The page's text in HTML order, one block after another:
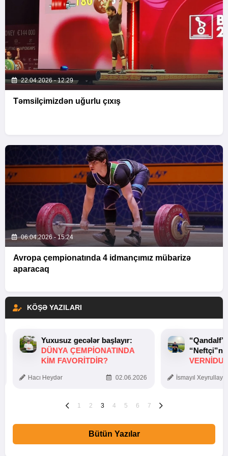
22.04.2026 - 12:29
Təmsilçimizdən uğurlu çıxış
06.04.2026 - 15:24
Avropa çempionatında 4 idmançımız mübarizə
aparacaq
KÖŞƏ YAZILARI
Yuxusuz gecələr başlayır:
DÜNYA ÇEMPIONATINDA
KIM FAVORITDIR?
Hacı Heydər 02.06.2026 İsmayıl
1 2 3 4 5 6 7
Bütün Yazılar